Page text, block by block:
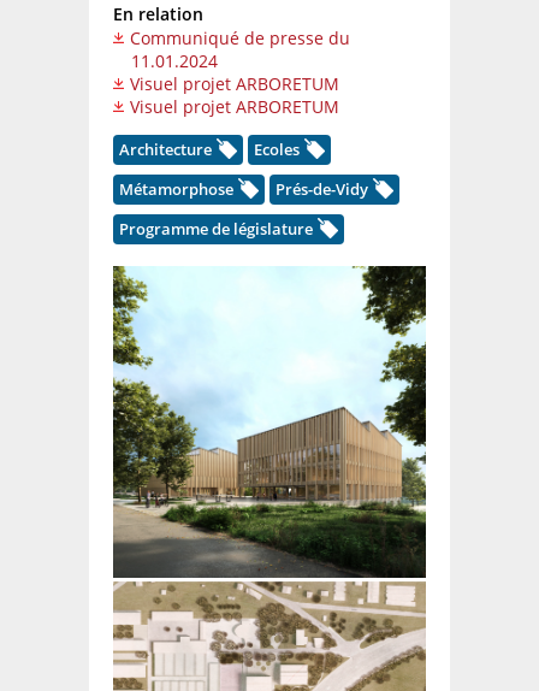
En relation
Communiqué de presse du
11.01.2024
Visuel projet ARBORETUM
Visuel projet ARBORETUM
Architecture
Ecoles
Métamorphose
Prés-de-Vidy
Programme de législature